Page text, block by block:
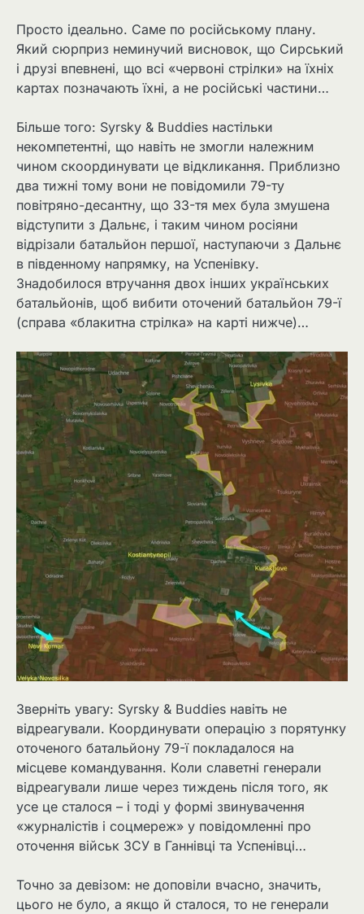
Просто ідеально. Саме по російському плану.
Який сюрприз неминучий висновок, що Сирський
і друзі впевнені, що всі «червоні стрілки» на їхніх
картах позначають їхні, а не російські частини…
Більше того: Syrsky & Buddies настільки
некомпетентні, що навіть не змогли належним
чином скоординувати це відкликання. Приблизно
два тижні тому вони не повідомили 79-ту
повітряно-десантну, що 33-тя мех була змушена
відступити з Дальнє, і таким чином росіяни
відрізали батальйон першої, наступаючи з Дальнє
в південному напрямку, на Успенівку.
Знадобилося втручання двох інших українських
батальйонів, щоб вибити оточений батальйон 79-ї
(справа «блакитна стрілка» на карті нижче)…
Зверніть увагу: Syrsky & Buddies навіть не
відреагували. Координувати операцію з порятунку
оточеного батальйону 79-ї покладалося на
місцеве командування. Коли славетні генерали
відреагували лише через тиждень після того, як
усе це сталося – і тоді у формі звинувачення
«журналістів і соцмереж» у повідомленні про
оточення військ ЗСУ в Ганнівці та Успенівці…
Точно за девізом: не доповіли вчасно, значить,
цього не було, а якщо й сталося, то не генерали